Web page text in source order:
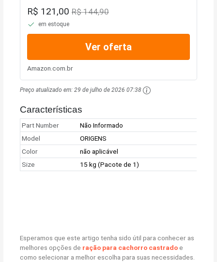
15 Kg
R$ 121,00R$ 144,90
em estoque
Ver oferta
Amazon.com.br
Preço atualizado em:29 de julho de 2026 07:38
Características
Part Number
Não Informado
Model
ORIGENS
Color
não aplicável
Size
15 kg (Pacote de 1)
Esperamos que este artigo tenha sido útil para conhecer as
melhores opções de ração para cachorro castradoe
como selecionar a melhor escolha para suas necessidades.